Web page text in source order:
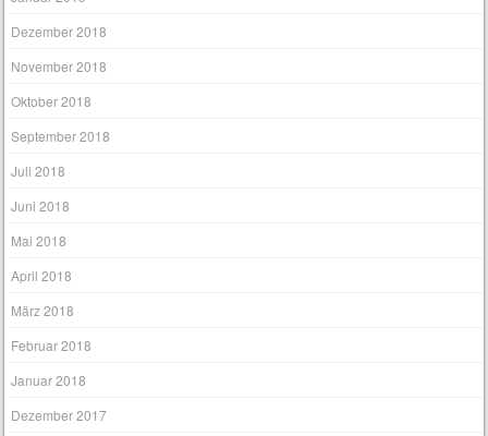
Dezember 2018
November 2018
Oktober 2018
September 2018
Juli 2018
Juni 2018
Mai 2018
April 2018
März 2018
Februar 2018
Januar 2018
Dezember 2017